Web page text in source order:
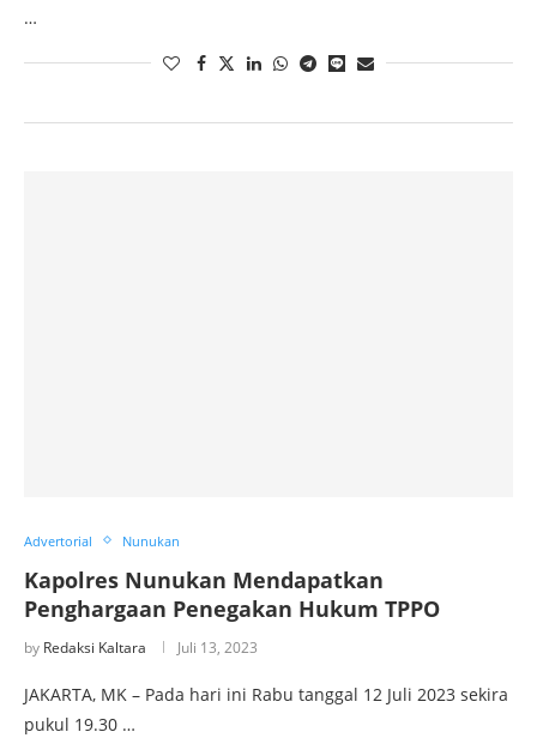
…
Advertorial Nunukan
Kapolres Nunukan Mendapatkan
Penghargaan Penegakan Hukum TPPO
by Redaksi Kaltara Juli 13, 2023
JAKARTA, MK – Pada hari ini Rabu tanggal 12 Juli 2023 sekira
pukul 19.30 …